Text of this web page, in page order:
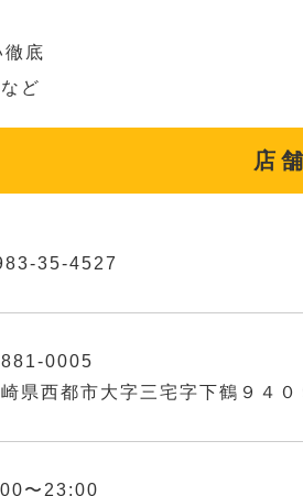
徹底
ど
店
35-4527
881-0005
県西都市大字三宅字下鶴９４０
〜23:00